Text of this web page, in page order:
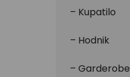
– Kupatilo
– Hodnik
–